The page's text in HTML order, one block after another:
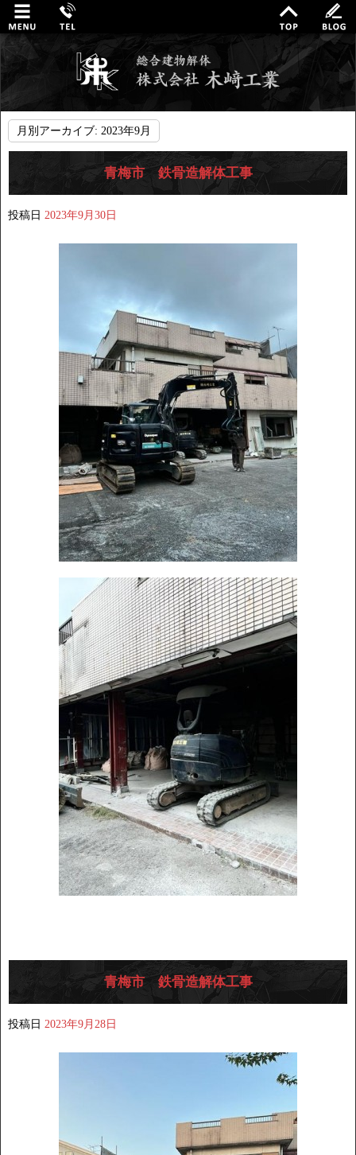
月別アーカイブ: 2023年9月
青梅市 鉄骨造解体工事
投稿日 2023年9月30日
青梅市 鉄骨造解体工事
投稿日 2023年9月28日